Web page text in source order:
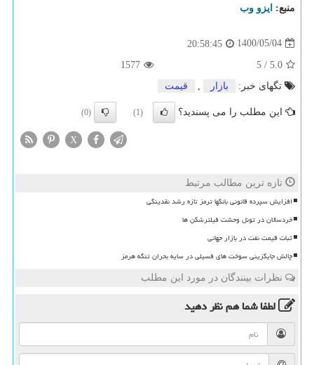
منبع: ایزو وب
1400/05/04
20:58:45
5.0
/
5
1577
تگهای خبر:
بازار , قیمت
این مطلب را می پسندید؟ (1)
(0)
X
تازه ترین مطالب مرتبط
افزایش سپرده قانونی بانکها ترمز تازه رشد نقدینگی
خردسالان در تونل وحشت فیلترشکن ها
ثبات قیمت نفت در بازار جهانی
چالش جایگزینی سوخت های فسیلی در سایه بحران تنگه هرمز
نظرات بینندگان در مورد این مطلب
لطفا شما همنظر دهید